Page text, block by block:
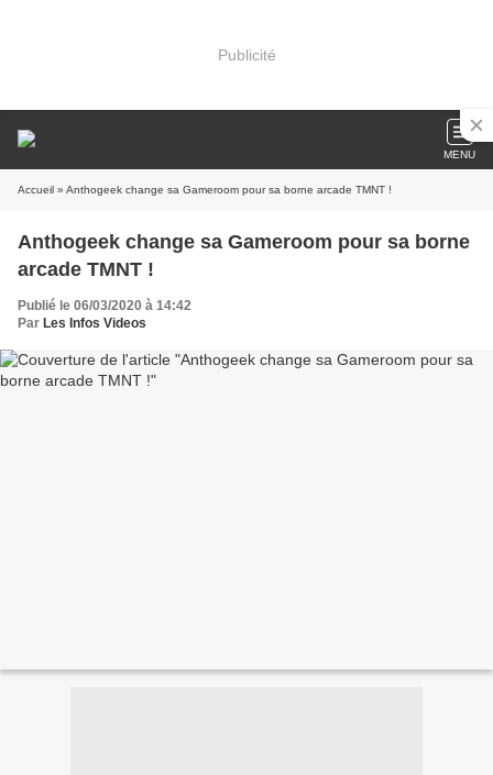
Publicité
MENU
Accueil » Anthogeek change sa Gameroom pour sa borne arcade TMNT !
Anthogeek change sa Gameroom pour sa borne
arcade TMNT !
Publié le 06/03/2020 à 14:42
Par Les Infos Videos